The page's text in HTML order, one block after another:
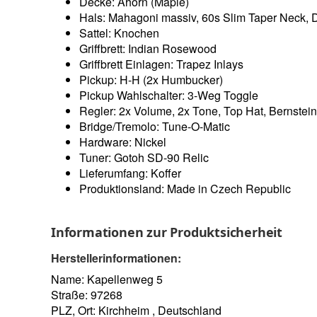
Hals: Mahagoni massiv, 60s Slim Taper Neck,
Sattel: Knochen
Griffbrett: Indian Rosewood
Griffbrett Einlagen: Trapez Inlays
Pickup: H-H (2x Humbucker)
Pickup Wahlschalter: 3-Weg Toggle
Regler: 2x Volume, 2x Tone, Top Hat,
Bridge/Tremolo: Tune-O-Matic
Hardware: Nickel
Tuner: Gotoh SD-90 Relic
Lieferumfang: Koffer
Produktionsland: Made in Czech Republic
Informationen zur Produktsicherheit
Herstellerinformationen:
Name: Kapellenweg 5
Straße: 97268
PLZ, Ort: Kirchheim , Deutschland